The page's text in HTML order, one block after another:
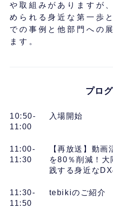
や取組みがありますが
められる身近な第一歩
での事例と他部門への
ます。
プロ
10:50-
11:00
入場開始
11:00-
11:30
【再放送】動
を80％削減！大
践する身近なDX
11:30-
11:50
tebikiのご紹介